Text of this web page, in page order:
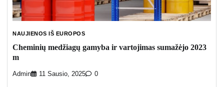
NAUJIENOS IŠ EUROPOS
Cheminių medžiagų gamyba ir vartojimas sumažėjo 2023
m
Admin 11 Sausio, 2025 0